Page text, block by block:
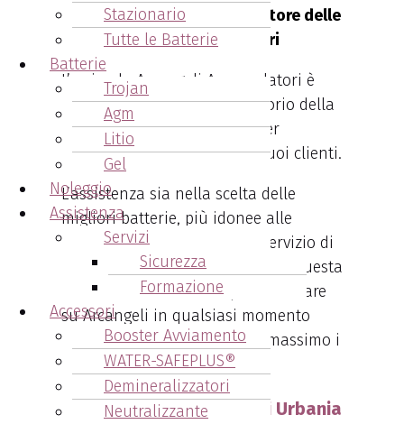
Stazionario
Tutte le Batterie
Batterie
Trojan
Agm
Litio
Gel
Noleggio
Assistenza
Servizi
Sicurezza
Formazione
Accessori
Booster Avviamento
WATER-SAFEPLUS®
Demineralizzatori
Neutralizzante
Arcangeli: Un Leader nel Settore delle
Batterie per Carrelli Elevatori
L’ azienda Arcangeli Accumulatori è
riconosciuta su tutto il territorio della
Regione Emilia – Romagnaper
l’assistenza che fornisce ai suoi clienti.
L’assistenza sia nella scelta delle
migliori batterie, più idonee alle
esigenze del cliente, sia nel servizio di
manutenzione programmata. In questa
maniera il cliente sa di poter contare
su Arcangeli in qualsiasi momento
abbia bisogno, riducendo al massimo i
tempi di fermo macchina.
Batterie carrelli elevatori Urbania